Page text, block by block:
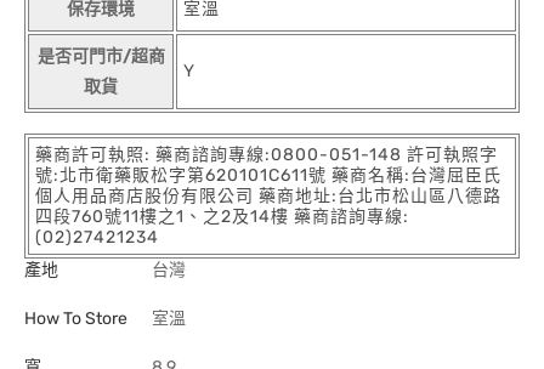
保存環境 室溫
是否可門市/超商
取貨
Y
藥商許可執照: 藥商諮詢專線:0800-051-148 許可執照字
號:北市衛藥販松字第620101C611號 藥商名稱:台灣屈臣氏
個人用品商店股份有限公司 藥商地址:台北市松山區八德路
四段760號11樓之1、之2及14樓 藥商諮詢專線:
(02)27421234
產地
台灣
How To Store 室溫